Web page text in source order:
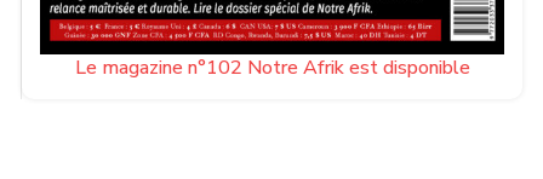
Le magazine n°102 Notre Afrik est disponible